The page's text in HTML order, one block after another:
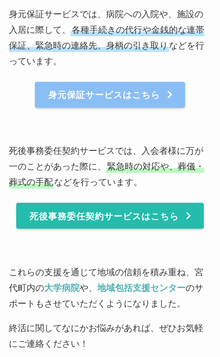
身元保証サービスでは、病院への入院や、施設の
入居に際して、 各種手続きの代行や金銭的な連帯
保証、緊急時の連絡先、身柄の引き取りなどを行
っています。
身元保証サービスはこちら
死後事務委任契約サービスでは、入会者様に万が
一のことがあった際に、 緊急時の対応や、葬儀・
葬式の手配などを行っています。
死後事務委任契約サービスはこちら
これらの支援を通じて地域の信頼を積み重ね、宮
代町内の大学病院や、 地域包括支援センターのサ
ポートもさせていただくようになりました。
終活に関してなにかお悩みがあれば、ぜひお気軽
にご連絡ください！